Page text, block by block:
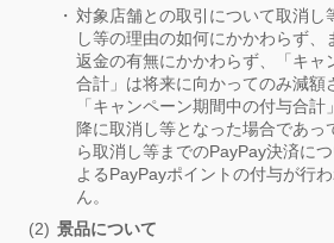
対象店舗との取引について取消し
し等の理由の如何にかかわらず、
返金の有無にかかわらず、「キャ
合計」は将来に向かってのみ減額
「キャンペーン期間中の付与合
降に取消し等となった場合であっ
ら取消し等までのPayPay決済に
よるPayPayポイントの付与が行
ん。
景品について